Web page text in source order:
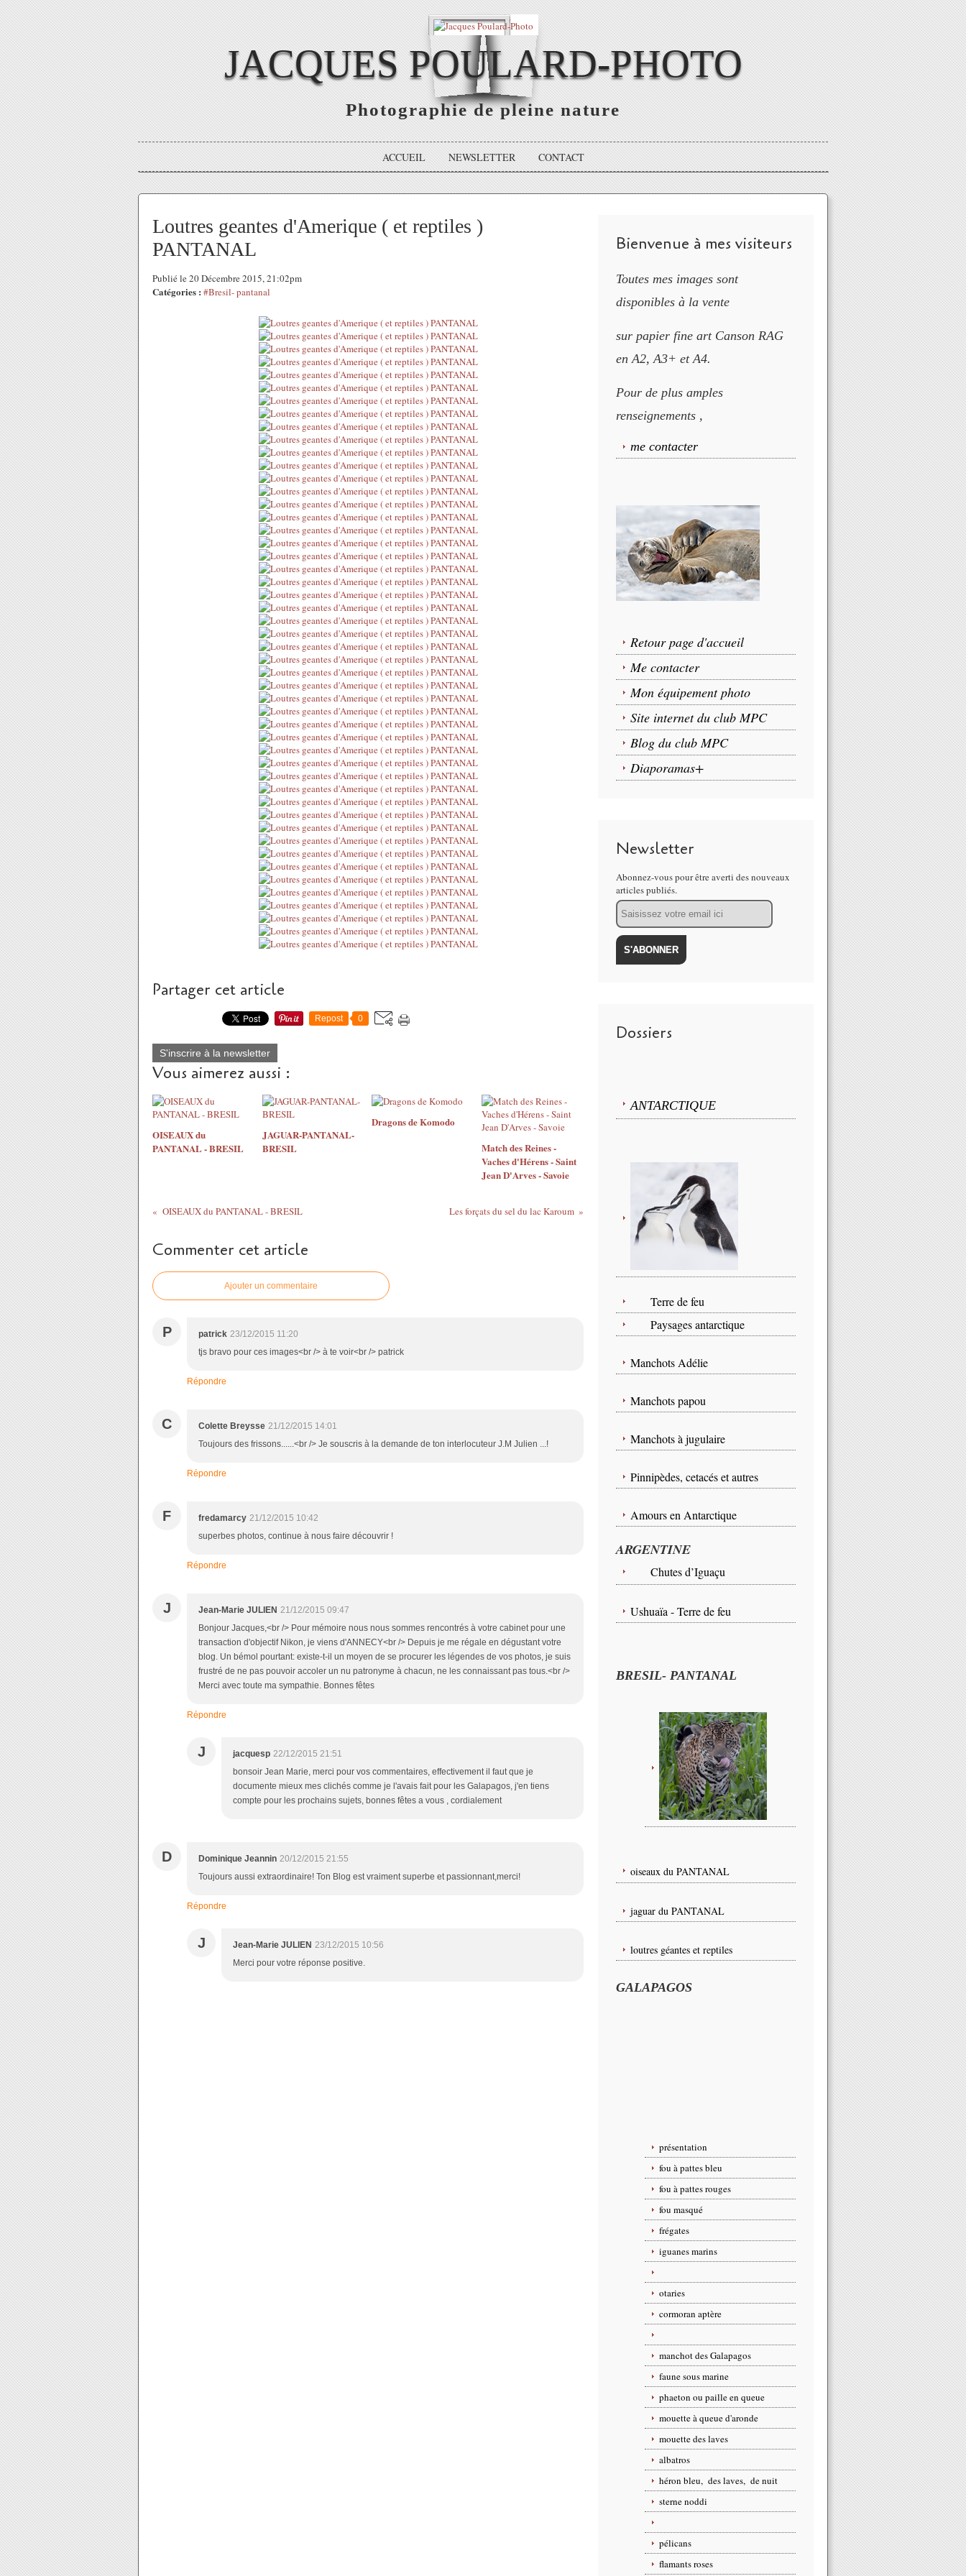
JACQUES POULARD-PHOTO
Photographie de pleine nature
ACCUEIL NEWSLETTER CONTACT
Loutres geantes d'Amerique ( et reptiles )
PANTANAL
Publié le 20 Décembre 2015, 21:02pm
Catégories : #Bresil- pantanal
Partager cet article
Repost 0
S'inscrire à la newsletter
Vous aimerez aussi :
OISEAUX du
PANTANAL - BRESIL
JAGUAR-PANTANAL-
BRESIL
Dragons de Komodo
Match des Reines -
Vaches d'Hérens - Saint
Jean D'Arves - Savoie
OISEAUX du PANTANAL - BRESIL Les forçats du sel du lac Karoum
Commenter cet article
Ajouter un commentaire
P patrick 23/12/2015 11:20
tjs bravo pour ces images<br /> à te voir<br /> patrick
Répondre
C Colette Breysse 21/12/2015 14:01
Toujours des frissons......<br /> Je souscris à la demande de ton interlocuteur J.M Julien ...!
Répondre
F fredamarcy 21/12/2015 10:42
superbes photos, continue à nous faire découvrir !
Répondre
J Jean-Marie JULIEN 21/12/2015 09:47
Bonjour Jacques,<br /> Pour mémoire nous nous sommes rencontrés à votre cabinet pour une
transaction d'objectif Nikon, je viens d'ANNECY<br /> Depuis je me régale en dégustant votre
blog. Un bémol pourtant: existe-t-il un moyen de se procurer les légendes de vos photos, je suis
frustré de ne pas pouvoir accoler un nu patronyme à chacun, ne les connaissant pas tous.<br />
Merci avec toute ma sympathie. Bonnes fêtes
Répondre
J jacquesp 22/12/2015 21:51
bonsoir Jean Marie, merci pour vos commentaires, effectivement il faut que je
documente mieux mes clichés comme je l'avais fait pour les Galapagos, j'en tiens
compte pour les prochains sujets, bonnes fêtes a vous , cordialement
D Dominique Jeannin 20/12/2015 21:55
Toujours aussi extraordinaire! Ton Blog est vraiment superbe et passionnant,merci!
Répondre
J Jean-Marie JULIEN 23/12/2015 10:56
Merci pour votre réponse positive.
Bienvenue à mes visiteurs
Toutes mes images sont
disponibles à la vente
sur papier fine art Canson RAG
en A2, A3+ et A4.
Pour de plus amples
renseignements ,
me contacter
Retour page d'accueil
Me contacter
Mon équipement photo
Site internet du club MPC
Blog du club MPC
Diaporamas+
Newsletter
Abonnez-vous pour être averti des nouveaux
articles publiés.
Email
Dossiers
ANTARCTIQUE
Terre de feu
Paysages antarctique
Manchots Adélie
Manchots papou
Manchots à jugulaire
Pinnipèdes, cetacés et autres
Amours en Antarctique
ARGENTINE
Chutes d’Iguaçu
Ushuaïa - Terre de feu
BRESIL- PANTANAL
oiseaux du PANTANAL
jaguar du PANTANAL
loutres géantes et reptiles
GALAPAGOS
présentation
fou à pattes bleu
fou à pattes rouges
fou masqué
frégates
iguanes marins
otaries
cormoran aptère
manchot des Galapagos
faune sous marine
phaeton ou paille en queue
mouette à queue d'aronde
mouette des laves
albatros
héron bleu, des laves, de nuit
sterne noddi
pélicans
flamants roses